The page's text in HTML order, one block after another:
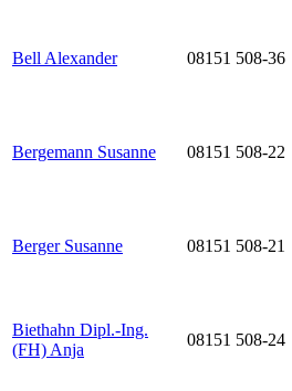
Bell Alexander 08151 508-36
Bergemann Susanne 08151 508-22
Berger Susanne 08151 508-21
Biethahn Dipl.-Ing.
(FH) Anja
08151 508-24